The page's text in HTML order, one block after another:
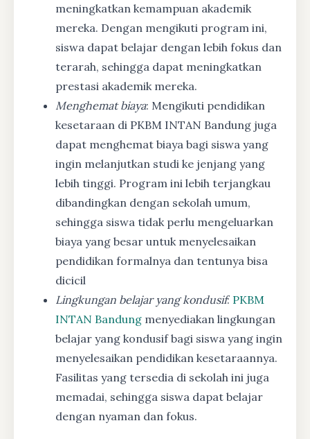
meningkatkan kemampuan akademik
mereka. Dengan mengikuti program ini,
siswa dapat belajar dengan lebih fokus dan
terarah, sehingga dapat meningkatkan
prestasi akademik mereka.
Menghemat biaya: Mengikuti pendidikan
kesetaraan di PKBM INTAN Bandung juga
dapat menghemat biaya bagi siswa yang
ingin melanjutkan studi ke jenjang yang
lebih tinggi. Program ini lebih terjangkau
dibandingkan dengan sekolah umum,
sehingga siswa tidak perlu mengeluarkan
biaya yang besar untuk menyelesaikan
pendidikan formalnya dan tentunya bisa
dicicil
Lingkungan belajar yang kondusif: PKBM
INTAN Bandung menyediakan lingkungan
belajar yang kondusif bagi siswa yang ingin
menyelesaikan pendidikan kesetaraannya.
Fasilitas yang tersedia di sekolah ini juga
memadai, sehingga siswa dapat belajar
dengan nyaman dan fokus.